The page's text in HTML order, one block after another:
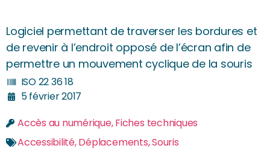
Logiciel permettant de traverser les bordures et
de revenir à l’endroit opposé de l’écran afin de
permettre un mouvement cyclique de la souris
ISO 22 36 18
5 février 2017
Accès au numérique,Fiches techniques
Accessibilité,Déplacements,Souris